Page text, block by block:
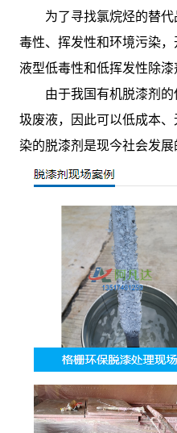
为了寻找氯烷烃的替
毒性、挥发性和环境污染
液型低毒性和低挥发性除漆
由于我国有机脱漆剂
圾废液，因此可以低成本
染的脱漆剂是现今社会发展